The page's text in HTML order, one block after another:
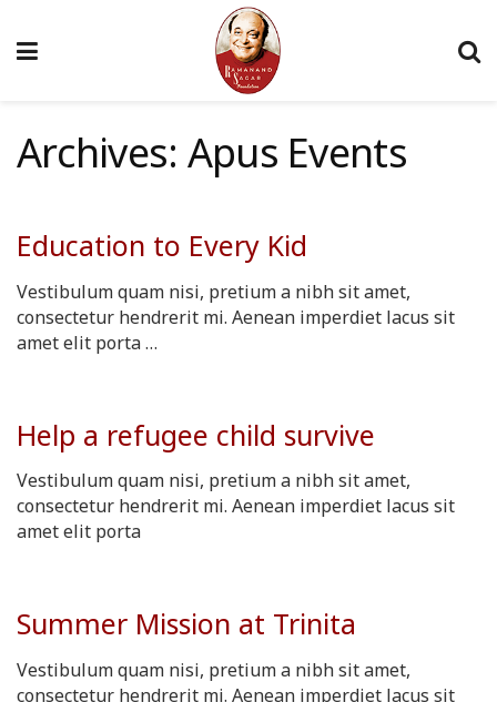
Archives: Apus Events
Education to Every Kid
Vestibulum quam nisi, pretium a nibh sit amet,
consectetur hendrerit mi. Aenean imperdiet lacus sit
amet elit porta …
Help a refugee child survive
Vestibulum quam nisi, pretium a nibh sit amet,
consectetur hendrerit mi. Aenean imperdiet lacus sit
amet elit porta
Summer Mission at Trinita
Vestibulum quam nisi, pretium a nibh sit amet,
consectetur hendrerit mi. Aenean imperdiet lacus sit